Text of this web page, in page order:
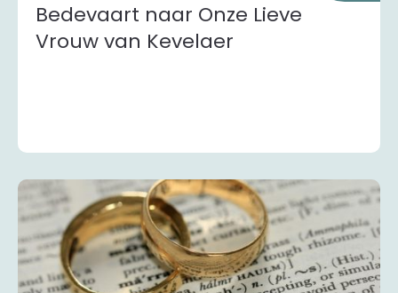
Bedevaart naar Onze Lieve
Vrouw van Kevelaer